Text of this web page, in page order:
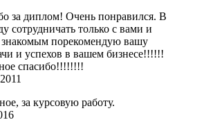
за диплом! Очень понравился. В
сотрудничать только с вами и
знакомым порекомендую вашу
и успехов в вашем бизнесе!!!!!!
спасибо!!!!!!!!
за курсовую работу.